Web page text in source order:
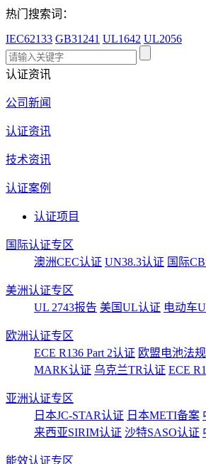
热门搜索词：
IEC62133 GB31241 UL1642 UL2056
认证资讯
公司新闻
认证资讯
技术资讯
认证案例
认证项目
国际认证专区
澳洲CEC认证 UN38.3认证 国际
美洲认证专区
UL 2743报告 美国UL认证 电动车
欧洲认证专区
ECE R136 Part 2认证 欧盟电池法规
MARK认证 乌克兰TR认证 ECE
亚洲认证专区
日本JC-STAR认证 日本METI备案
来西亚SIRIM认证 沙特SASO认证
能效认证专区